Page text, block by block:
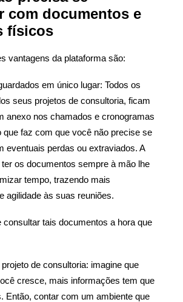
com documentos e
físicos
vantagens da plataforma são:
em único lugar: Todos os
seus projetos de consultoria, ficam
anexo nos chamados e cronogramas
que faz com que você não precise se
eventuais perdas ou extraviados. A
ter os documentos sempre à mão lhe
tempo, trazendo mais
agilidade às suas reuniões.
consultar tais documentos a hora que
de consultoria: imagine que
cresce, mais informações tem que
Então, contar com um ambiente que